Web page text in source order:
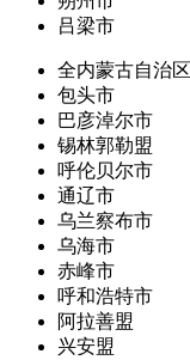
吕梁市
全内蒙古自治区
包头市
巴彦淖尔市
锡林郭勒盟
呼伦贝尔市
通辽市
乌兰察布市
乌海市
赤峰市
呼和浩特市
阿拉善盟
兴安盟